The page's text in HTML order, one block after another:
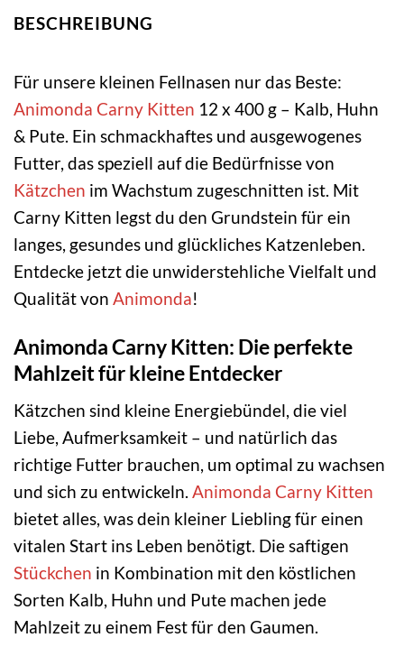
BESCHREIBUNG
Für unsere kleinen Fellnasen nur das Beste:
Animonda Carny Kitten 12 x 400 g – Kalb, Huhn
& Pute. Ein schmackhaftes und ausgewogenes
Futter, das speziell auf die Bedürfnisse von
Kätzchen im Wachstum zugeschnitten ist. Mit
Carny Kitten legst du den Grundstein für ein
langes, gesundes und glückliches Katzenleben.
Entdecke jetzt die unwiderstehliche Vielfalt und
Qualität von Animonda!
Animonda Carny Kitten: Die perfekte
Mahlzeit für kleine Entdecker
Kätzchen sind kleine Energiebündel, die viel
Liebe, Aufmerksamkeit – und natürlich das
richtige Futter brauchen, um optimal zu wachsen
und sich zu entwickeln. Animonda Carny Kitten
bietet alles, was dein kleiner Liebling für einen
vitalen Start ins Leben benötigt. Die saftigen
Stückchen in Kombination mit den köstlichen
Sorten Kalb, Huhn und Pute machen jede
Mahlzeit zu einem Fest für den Gaumen.